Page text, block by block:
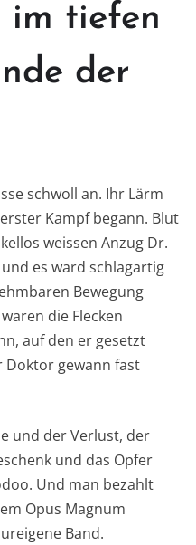
im tiefen
der
schwoll an. Ihr Lärm
Kampf begann. Blut
weissen Anzug Dr.
es ward schlagartig
Bewegung
die Flecken
auf den er gesetzt
Doktor gewann fast
und der Verlust, der
und das Opfer
Und man bezahlt
Opus Magnum
Band.